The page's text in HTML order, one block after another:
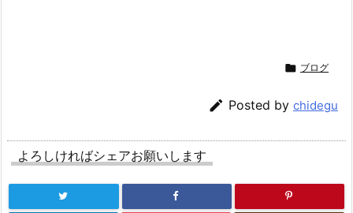
 ブログ
 Posted by chidegu
よろしければシェアお願いします